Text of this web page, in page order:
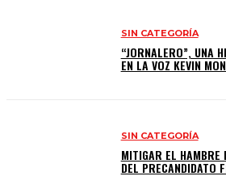
SIN CATEGORÍA
“JORNALERO”, UNA
EN LA VOZ KEVIN
SIN CATEGORÍA
MITIGAR EL HAMBRE
DEL PRECANDIDATO